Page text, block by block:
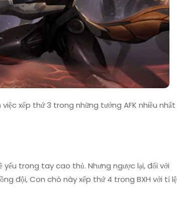
xếp thứ 3 trong những tướng AFK nhiều nhất
trong tay cao thủ. Nhưng ngược lại, đối với
đội, Con chó này xếp thứ 4 trong BXH với tỉ lệ